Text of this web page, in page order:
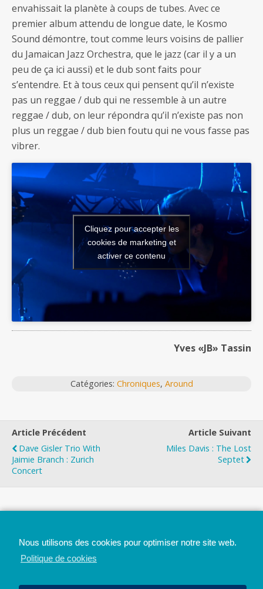
envahissait la planète à coups de tubes. Avec ce
premier album attendu de longue date, le Kosmo
Sound démontre, tout comme leurs voisins de pallier
du Jamaican Jazz Orchestra, que le jazz (car il y a un
peu de ça ici aussi) et le dub sont faits pour
s’entendre. Et à tous ceux qui pensent qu’il n’existe
pas un reggae / dub qui ne ressemble à un autre
reggae / dub, on leur répondra qu’il n’existe pas non
plus un reggae / dub bien foutu qui ne vous fasse pas
vibrer.
Cliquez pour accepter les
cookies de marketing et
activer ce contenu
Yves «JB» Tassin
Catégories: Chroniques, Around
Article Précédent
Dave Gisler Trio With
Jaimie Branch : Zurich
Concert
Article Suivant
Miles Davis : The Lost
Septet
Nous utilisons des cookies pour optimiser notre site web.
Politique de cookies